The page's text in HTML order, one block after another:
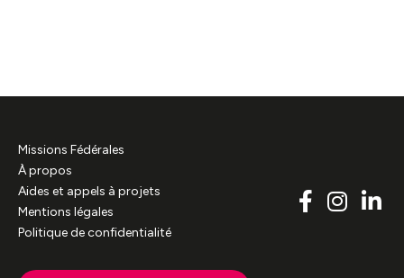
Missions Fédérales
À propos
Aides et appels à projets
Mentions légales
Politique de confidentialité